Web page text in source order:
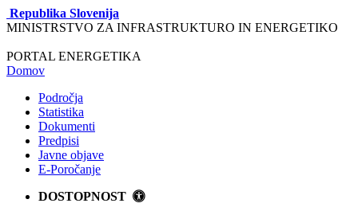
Republika Slovenija
MINISTRSTVO ZA INFRASTRUKTURO IN ENERGETIKO
PORTAL ENERGETIKA
Domov
Področja
Statistika
Dokumenti
Predpisi
Javne objave
E-Poročanje
DOSTOPNOST